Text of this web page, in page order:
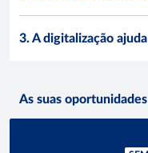
3. A digitalização
As suas oportunidades